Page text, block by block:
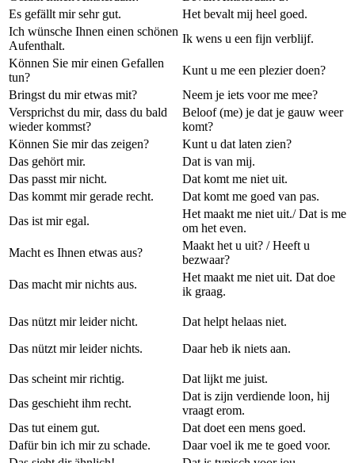
Es gefällt mir sehr gut.
Het bevalt mij heel goed.
Ich wünsche Ihnen einen schönen
Aufenthalt.
Ik wens u een fijn verblijf.
Können Sie mir einen Gefallen
tun?
Kunt u me een plezier doen?
Bringst du mir etwas mit?
Neem je iets voor me mee?
Versprichst du mir, dass du bald
wieder kommst?
Beloof (me) je dat je gauw weer
komt?
Können Sie mir das zeigen?
Kunt u dat laten zien?
Das gehört mir.
Dat is van mij.
Das passt mir nicht.
Dat komt me niet uit.
Das kommt mir gerade recht.
Dat komt me goed van pas.
Das ist mir egal.
Het maakt me niet uit./ Dat is me
om het even.
Macht es Ihnen etwas aus?
Maakt het u uit? / Heeft u
bezwaar?
Das macht mir nichts aus.
Het maakt me niet uit. Dat doe
ik graag.
Das nützt mir leider nicht.
Das nützt mir leider nichts.
Dat helpt helaas niet.
Daar heb ik niets aan.
Das scheint mir richtig.
Dat lijkt me juist.
Das geschieht ihm recht.
Dat is zijn verdiende loon, hij
vraagt erom.
Das tut einem gut.
Dat doet een mens goed.
Dafür bin ich mir zu schade.
Daar voel ik me te goed voor.